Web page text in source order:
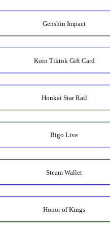
Genshin Impact
Koin Tiktok Gift Card
Honkai Star Rail
Bigo Live
Steam Wallet
Honor of Kings